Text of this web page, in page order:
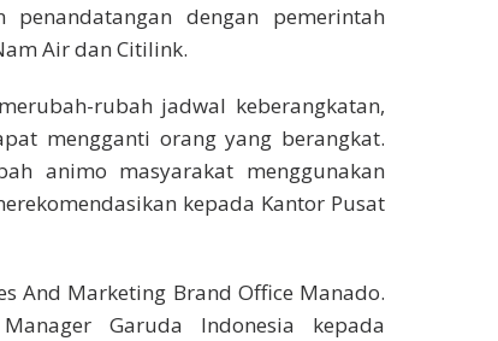
dengan pemerintah
Air dan Citilink.
rubah jadwal keberangkatan,
mengganti orang yang berangkat.
animo masyarakat menggunakan
kepada Kantor Pusat
And Marketing Brand Office Manado.
Garuda Indonesia kepada